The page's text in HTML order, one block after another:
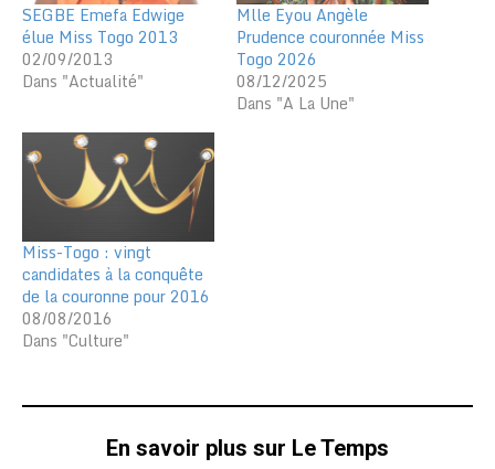
SEGBE Emefa Edwige
élue Miss Togo 2013
02/09/2013
Dans "Actualité"
Mlle Eyou Angèle
Prudence couronnée Miss
Togo 2026
08/12/2025
Dans "A La Une"
Miss-Togo : vingt
candidates à la conquête
de la couronne pour 2016
08/08/2016
Dans "Culture"
En savoir plus sur Le Temps